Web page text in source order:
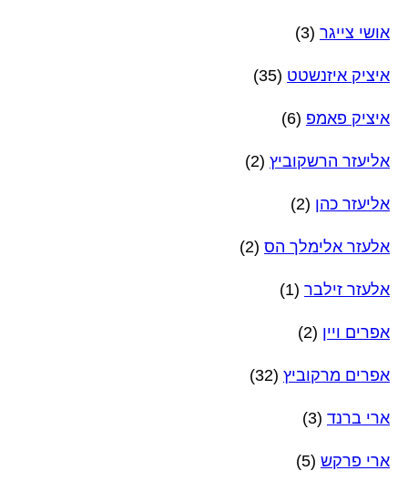
אושי צייגר (3)
איציק איזנשטט (35)
איציק פאמפ (6)
אליעזר הרשקוביץ (2)
אליעזר כהן (2)
אלעזר אלימלך הס (2)
אלעזר זילבר (1)
אפרים ויין (2)
אפרים מרקוביץ (32)
ארי ברנד (3)
ארי פרקש (5)